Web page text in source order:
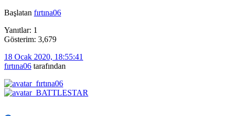
Başlatan fırtına06
Yanıtlar: 1
Gösterim: 3,679
18 Ocak 2020, 18:55:41
fırtına06 tarafından